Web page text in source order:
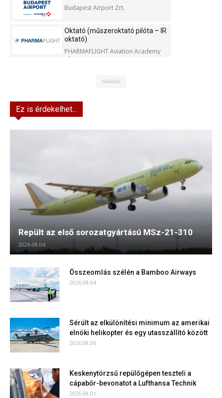
Budapest Airport Zrt.
Oktató (műszeroktató pilóta – IR
oktató)
PHARMAFLIGHT Aviation Academy
Kft.
Hirdetés
Ez is érdekelhet...
Repült az első sorozatgyártású MSz-21-310
2026.08.04.
Összeomlás szélén a Bamboo Airways
2026.08.04.
Sérült az elkülönítési minimum az amerikai
elnöki helikopter és egy utasszállító között
2026.08.06.
Keskenytörzsű repülőgépen teszteli a
cápabőr-bevonatot a Lufthansa Technik
2026.08.01.